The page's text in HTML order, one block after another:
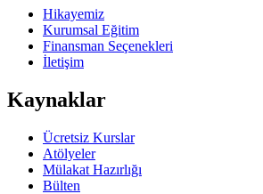
Hikayemiz
Kurumsal Eğitim
Finansman Seçenekleri
İletişim
Kaynaklar
Ücretsiz Kurslar
Atölyeler
Mülakat Hazırlığı
Bülten